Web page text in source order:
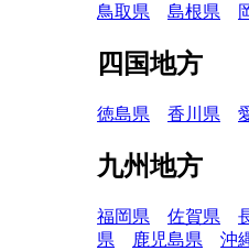
鳥取県 島根県
四国地方
徳島県 香川県
九州地方
福岡県 佐賀県
県
鹿児島県
沖